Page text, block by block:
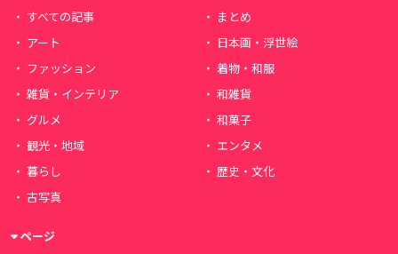
すべての記事
まとめ
アート
日本画・浮世絵
ファッション
着物・和服
雑貨・インテリア
和雑貨
グルメ
和菓子
観光・地域
エンタメ
暮らし
歴史・文化
古写真
ページ